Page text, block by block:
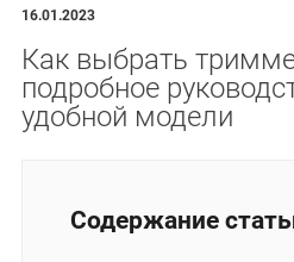
16.01.2023
Как выбрать
подробное
удобной модели
Содержание